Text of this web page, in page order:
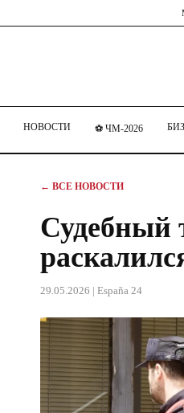
НОВОСТИ ⚽ ЧМ-2026
← ВСЕ НОВОСТИ
Судебный
29.05.2026 | España 24